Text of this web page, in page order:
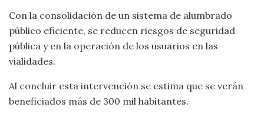
Con la consolidación de un sistema de alumbrado
público eficiente, se reducen riesgos de seguridad
pública y en la operación de los usuarios en las
vialidades.
Al concluir esta intervención se estima que se verán
beneficiados más de 300 mil habitantes.